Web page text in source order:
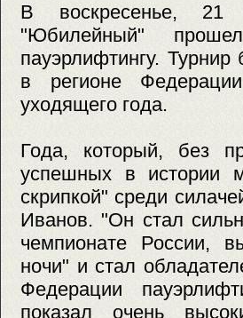
В воскресенье, 21
"Юбилейный"
пауэрлифтингу.
в регионе
уходящего года.
Года, который, без
успешных в истории
скрипкой" среди
Иванов. "Он стал
чемпионате России,
ночи" и стал
Федерации
показал очень